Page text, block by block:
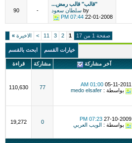
"قالب" قالب رمض...
by سلطان سعود
22-01-2008
07:44 PM
-
90
صفحة 1 من 17 1
2
3
11
> الاخيرة »
خيارات القسم ابحث بالقسم
آخر مشاركة مشاركة قراءة
05-11-2011
01:00 AM
بواسطة : medo elsafer
77
110,630
27-10-2009
07:23 PM
بواسطة :
الويب العربي 0
19,272